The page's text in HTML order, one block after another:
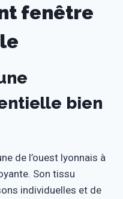
fenêtre
bien
de l’ouest lyonnais à
Son tissu
individuelles et de